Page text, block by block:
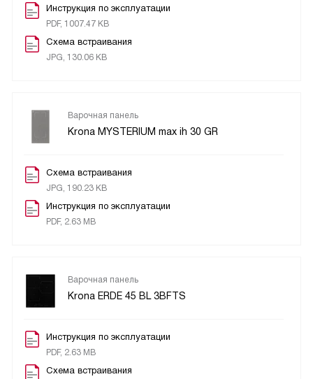
Инструкция по эксплуатации
PDF, 1007.47 KB
Схема встраивания
JPG, 130.06 KB
Варочная панель
Krona MYSTERIUM max ih 30 GR
Схема встраивания
JPG, 190.23 KB
Инструкция по эксплуатации
PDF, 2.63 MB
Варочная панель
Krona ERDE 45 BL 3BFTS
Инструкция по эксплуатации
PDF, 2.63 MB
Схема встраивания